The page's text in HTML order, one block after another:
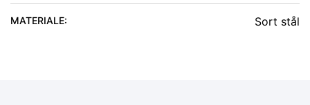
MATERIALE: Sort stål